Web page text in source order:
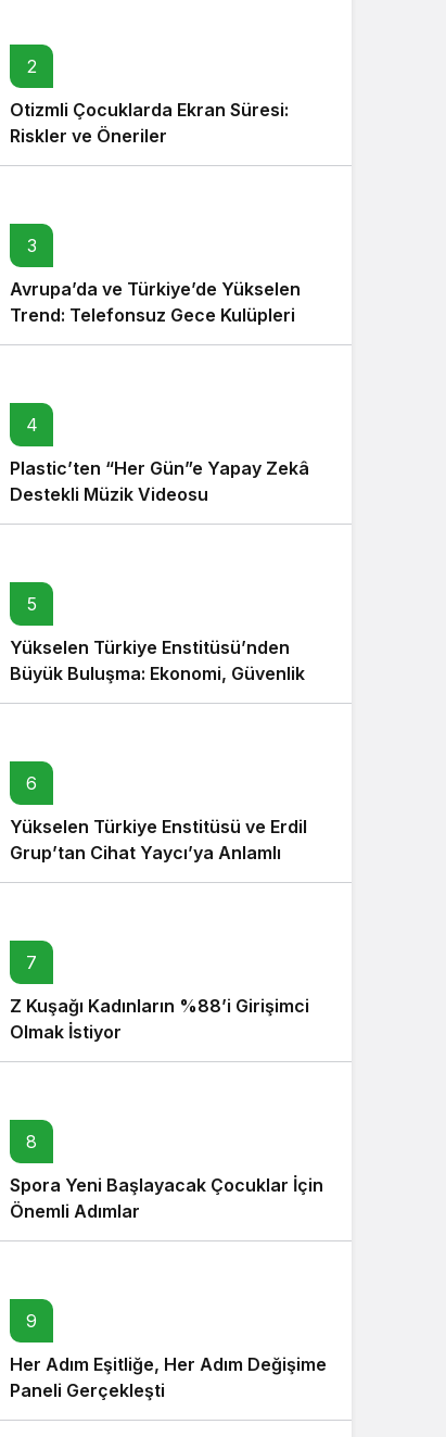
2
Otizmli Çocuklarda Ekran Süresi:
Riskler ve Öneriler
3
Avrupa’da ve Türkiye’de Yükselen
Trend: Telefonsuz Gece Kulüpleri
4
Plastic’ten “Her Gün”e Yapay Zekâ
Destekli Müzik Videosu
5
Yükselen Türkiye Enstitüsü’nden
Büyük Buluşma: Ekonomi, Güvenlik
Politikaları ve Hukuk Konferansı
6
Yükselen Türkiye Enstitüsü ve Erdil
Grup’tan Cihat Yaycı’ya Anlamlı
Ziyaret
7
Z Kuşağı Kadınların %88’i Girişimci
Olmak İstiyor
8
Spora Yeni Başlayacak Çocuklar İçin
Önemli Adımlar
9
Her Adım Eşitliğe, Her Adım Değişime
Paneli Gerçekleşti